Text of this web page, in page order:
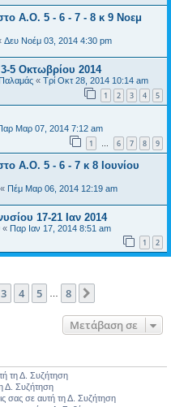
Α.Ο. 5 - 6 - 7 - 8 κ 9 Νοεμ
Δευ Νοέμ 03, 2014 4:30 pm
5 Οκτωβρίου 2014
« Τρί Οκτ 28, 2014 10:14 am
1 2 3 4 5
Μαρ 07, 2014 7:12 am
1 … 6 7 8 9
Α.Ο. 5 - 6 - 7 κ 8 Ιουνίου
« Πέμ Μαρ 06, 2014 12:19 am
17-21 Ιαν 2014
« Παρ Ιαν 17, 2014 8:51 am
1 2
από8
3 4 5 8
Μετάβαση σε
τη Δ. Συζήτηση
Δ. Συζήτηση
σας σε αυτή τη Δ. Συζήτηση